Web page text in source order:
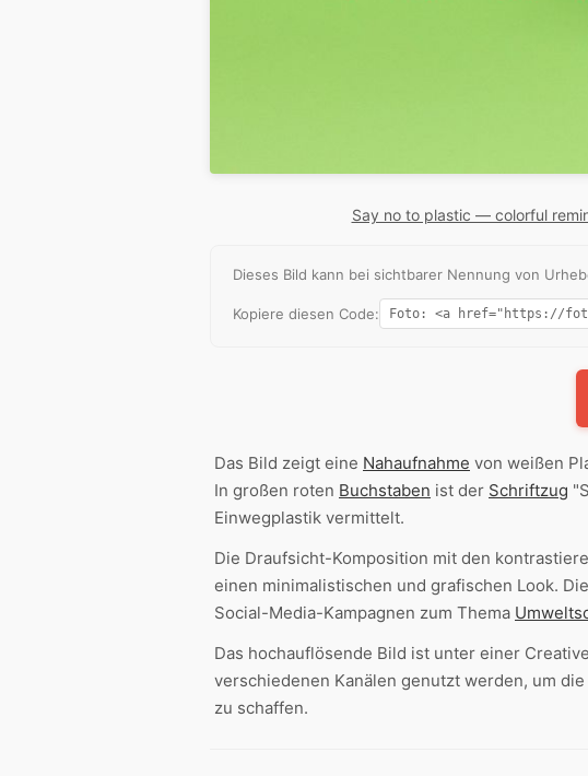
Say no to plastic — colorful
Dieses Bild kann bei sichtbarer Nennung von
Kopiere diesen Code:
Das Bild zeigt eine Nahaufnahme von weißen
In großen roten Buchstaben ist der Schriftzug
Einwegplastik vermittelt.
Die Draufsicht-Komposition mit den
einen minimalistischen und grafischen Look.
Social-Media-Kampagnen zum Thema
Das hochauflösende Bild ist unter einer
verschiedenen Kanälen genutzt werden, um
zu schaffen.